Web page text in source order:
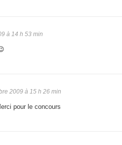
à 14 h 53 min
2009 à 15 h 26 min
pour le concours